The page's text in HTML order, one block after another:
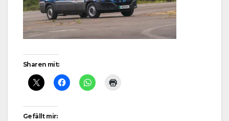
Sharen mit:
Gefällt mir: